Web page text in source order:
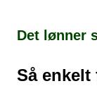
Det lønner
Så